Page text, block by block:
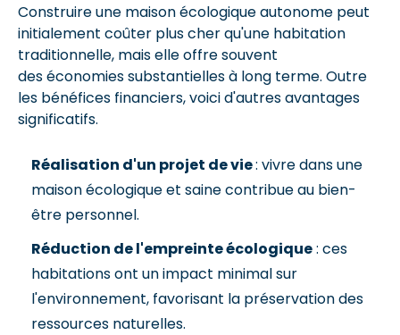
Construire une maison écologique autonome peut
initialement coûter plus cher qu'une habitation
traditionnelle, mais elle offre souvent
des économies substantielles à long terme. Outre
les bénéfices financiers, voici d'autres avantages
significatifs.
Réalisation d'un projet de vie: vivre dans une
maison écologique et saine contribue au bien-
être personnel.
Réduction de l'empreinte écologique: ces
habitations ont un impact minimal sur
l'environnement, favorisant la préservation des
ressources naturelles.